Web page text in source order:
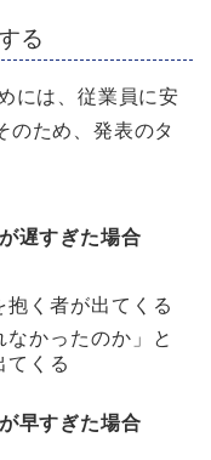
る
には、従業員に安
のため、発表のタ
遅すぎた場合
く者が出てくる
なかったのか」と
てくる
早すぎた場合